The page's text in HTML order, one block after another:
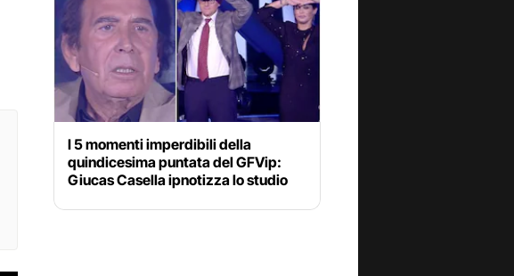
I 5 momenti imperdibili della
quindicesima puntata del GFVip:
Giucas Casella ipnotizza lo studio